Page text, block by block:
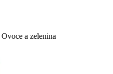
Ovoce a zelenina